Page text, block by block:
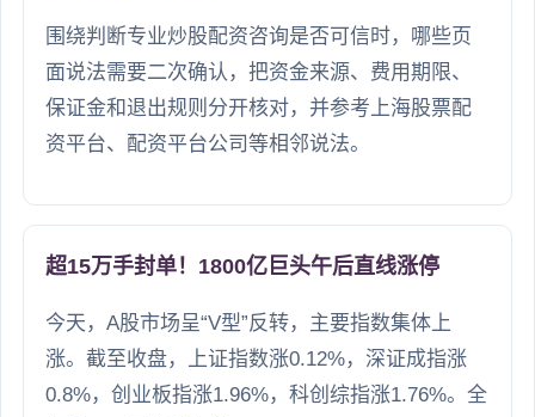
围绕判断专业炒股配资咨询是否可信时，哪些页
面说法需要二次确认，把资金来源、费用期限、
保证金和退出规则分开核对，并参考上海股票配
资平台、配资平台公司等相邻说法。
超15万手封单！1800亿巨头午后直线涨停
今天，A股市场呈“V型”反转，主要指数集体上
涨。截至收盘，上证指数涨0.12%，深证成指涨
0.8%，创业板指涨1.96%，科创综指涨1.76%。全